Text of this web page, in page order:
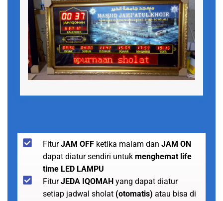
FiturJAM OFF ketika malam dan JAM ON
dapat diatur sendiri untuk menghemat life
time LED LAMPU
FiturJEDA IQOMAH yang dapat diatur
setiap jadwal sholat (otomatis) atau bisa di